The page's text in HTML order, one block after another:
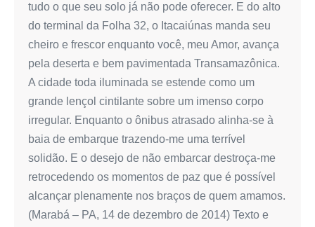
tudo o que seu solo já não pode oferecer. E do alto
do terminal da Folha 32, o Itacaiúnas manda seu
cheiro e frescor enquanto você, meu Amor, avança
pela deserta e bem pavimentada Transamazônica.
A cidade toda iluminada se estende como um
grande lençol cintilante sobre um imenso corpo
irregular. Enquanto o ônibus atrasado alinha-se à
baia de embarque trazendo-me uma terrível
solidão. E o desejo de não embarcar destroça-me
retrocedendo os momentos de paz que é possível
alcançar plenamente nos braços de quem amamos.
(Marabá – PA, 14 de dezembro de 2014) Texto e